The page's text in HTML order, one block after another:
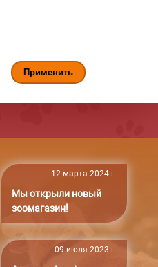
12 марта 2024 г.
Мы открыли новый
зоомагазин!
09 июля 2023 г.